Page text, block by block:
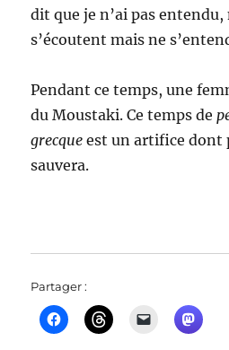
dit que je n’ai pas entendu,
s’écoutent mais ne
Pendant ce temps, une
du Moustaki. Ce temps de
grecque est un artifice dont
sauvera.
Partager :